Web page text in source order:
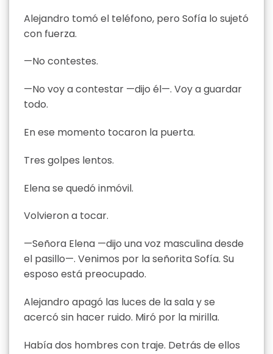
Alejandro tomó el teléfono, pero Sofía lo sujetó
con fuerza.
—No contestes.
—No voy a contestar —dijo él—. Voy a guardar
todo.
En ese momento tocaron la puerta.
Tres golpes lentos.
Elena se quedó inmóvil.
Volvieron a tocar.
—Señora Elena —dijo una voz masculina desde
el pasillo—. Venimos por la señorita Sofía. Su
esposo está preocupado.
Alejandro apagó las luces de la sala y se
acercó sin hacer ruido. Miró por la mirilla.
Había dos hombres con traje. Detrás de ellos